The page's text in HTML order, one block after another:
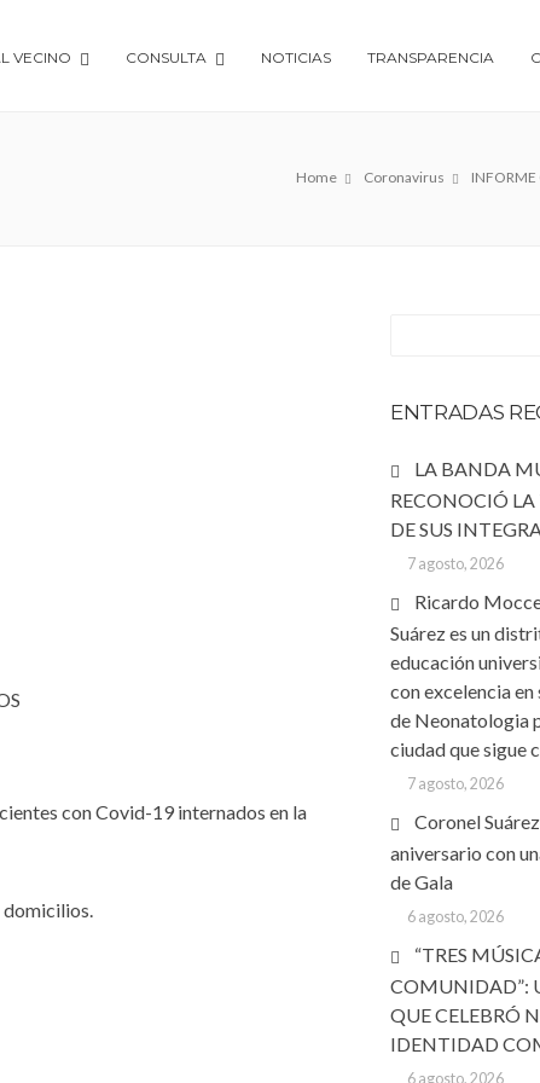
VECINO CONSULTA NOTICIAS TRANSPARENCIA
Home Coronavirus
con Covid-19 internados en la
domicilios.
ENTRADAS
LA BANDA
RECONOCIÓ
DE SUS
7 agosto, 2026
Ricardo
Suárez es un
educación
con excelencia
de Neonatologia
ciudad que sigue
7 agosto, 2026
Coronel
aniversario con
de Gala
6 agosto, 2026
“TRES
COMUNIDAD”:
QUE CELEBRÓ
IDENTIDAD
6 agosto, 2026